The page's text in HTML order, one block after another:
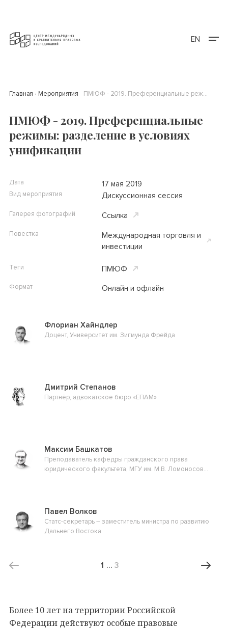
EN
Главная Мероприятия ПМЮФ - 2019. Преференциальные режимы: разделение в условиях унификации
ПМЮФ - 2019. Преференциальные
режимы: разделение в условиях
унификации
Флориан Хайндлер
Доцент, Университет им. Зигмунда Фрейда
Дмитрий Степанов
Партнёр, адвокатское бюро «ЕПАМ»
Максим Башкатов
Преподаватель кафедры гражданского права
юридического факультета, МГУ им. М.В. Ломоносова,
Павел Волков
Статс-секретарь – заместитель министра по развитию
Дальнего Востока
1 … 3
Более 10 лет на территории Российской
Федерации действуют особые правовые
Дата 17 мая 2019
Вид мероприятия Дискуссионная сессия
Галерея фотографий Ссылка
Повестка
Международная торговля и
инвестиции
Теги ПМЮФ
Формат Онлайн и офлайн